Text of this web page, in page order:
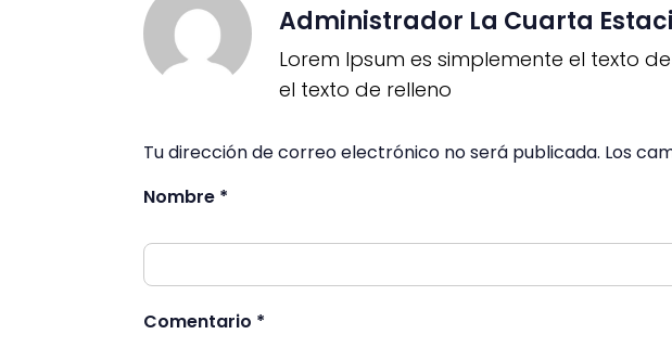
Administrador La Cuarta
Lorem Ipsum es simplemente el texto
el texto de relleno
Tu dirección de correo electrónico no será publicada. Los
Nombre *
Comentario *